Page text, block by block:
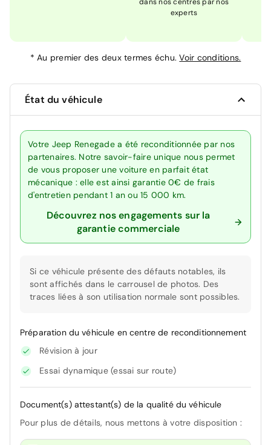
dans nos centres par nos
experts
*Au premier des deux termes échu.Voir conditions.
État du véhicule
Votre Jeep Renegade a été reconditionnée par nos
partenaires. Notre savoir-faire unique nous permet
de vous proposer une voiture en parfait état
mécanique : elle est ainsi garantie 0€ de frais
d'entretien pendant 1 an ou 15 000 km.
Découvrez nos engagements sur la
garantie commerciale
Si ce véhicule présente des défauts notables, ils
sont affichés dans le carrousel de photos. Des
traces liées à son utilisation normale sont possibles.
Préparation du véhicule en centre de reconditionnement
Révision à jour
Essai dynamique (essai sur route)
Document(s) attestant(s) de la qualité du véhicule
Pour plus de détails, nous mettons à votre disposition :